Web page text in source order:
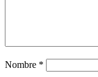
Nombre *